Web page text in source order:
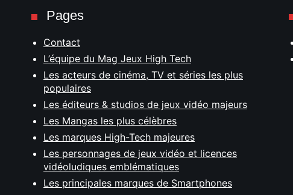
Pages
Contact
L’équipe du Mag Jeux High Tech
Les acteurs de cinéma, TV et séries les plus
populaires
Les éditeurs & studios de jeux vidéo majeurs
Les Mangas les plus célèbres
Les marques High-Tech majeures
Les personnages de jeux vidéo et licences
vidéoludiques emblématiques
Les principales marques de Smartphones